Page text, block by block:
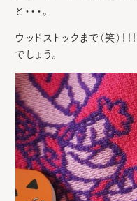
と・・・。
ウッドストックまで（笑）！
でしょう。